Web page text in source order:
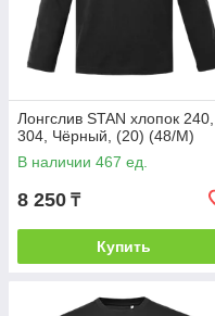
Лонгслив STAN хлопок 240,
304, Чёрный, (20) (48/M)
В наличии 467 ед.
8 250 ₸
Купить